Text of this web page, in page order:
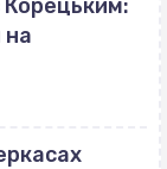
Корецьким:
на